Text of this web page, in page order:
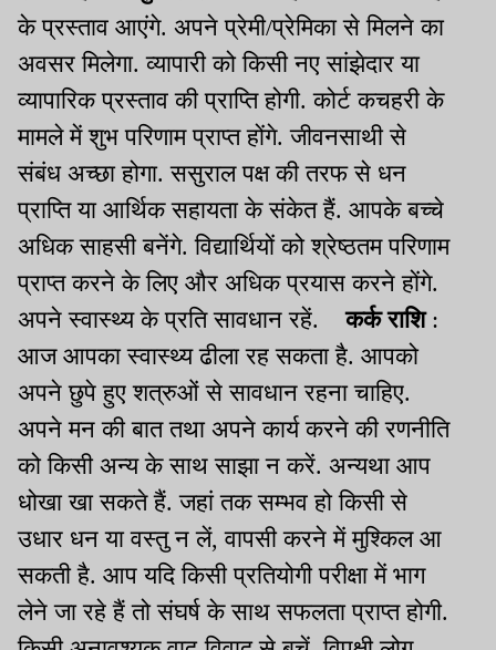
के प्रस्ताव आएंगे. अपने प्रेमी/प्रेमिका से मिलने का
अवसर मिलेगा. व्यापारी को किसी नए सांझेदार या
व्यापारिक प्रस्ताव की प्राप्ति होगी. कोर्ट कचहरी के
मामले में शुभ परिणाम प्राप्त होंगे. जीवनसाथी से
संबंध अच्छा होगा. ससुराल पक्ष की तरफ से धन
प्राप्ति या आर्थिक सहायता के संकेत हैं. आपके बच्चे
अधिक साहसी बनेंगे. विद्यार्थियों को श्रेष्ठतम परिणाम
प्राप्त करने के लिए और अधिक प्रयास करने होंगे.
अपने स्वास्थ्य के प्रति सावधान रहें.
कर्क राशि:
आज आपका स्वास्थ्य ढीला रह सकता है. आपको
अपने छुपे हुए शत्रुओं से सावधान रहना चाहिए.
अपने मन की बात तथा अपने कार्य करने की रणनीति
को किसी अन्य के साथ साझा न करें. अन्यथा आप
धोखा खा सकते हैं. जहां तक सम्भव हो किसी से
उधार धन या वस्तु न लें, वापसी करने में मुश्किल आ
सकती है. आप यदि किसी प्रतियोगी परीक्षा में भाग
लेने जा रहे हैं तो संघर्ष के साथ सफलता प्राप्त होगी.